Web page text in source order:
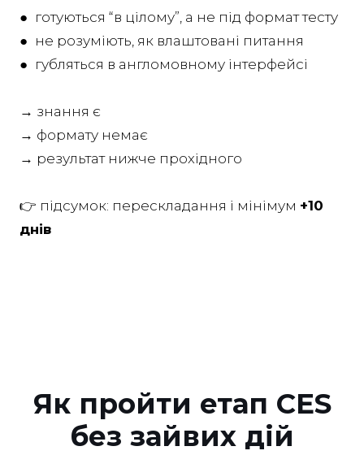
● готуються “в цілому”, а не під формат тесту
● не розуміють, як влаштовані питання
● губляться в англомовному інтерфейсі
→ знання є
→ формату немає
→ результат нижче прохідного
👉 підсумок: перескладання і мінімум +10
днів
Як пройти етап CES
без зайвих дій